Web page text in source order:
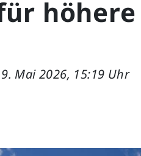
Mai 2026, 15:19 Uhr